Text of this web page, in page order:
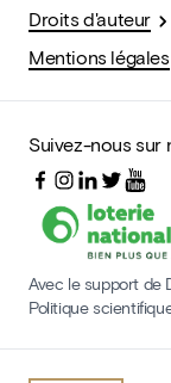
Droits d'auteur
Mentions légales
Suivez-nous sur
Avec le support de
Politique